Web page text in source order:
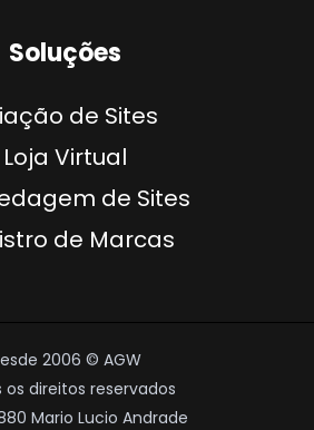
Soluções
de Sites
Loja Virtual
de Sites
de Marcas
2006 © AGW
os direitos reservados
Mario Lucio Andrade